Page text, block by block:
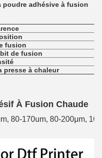
adhésive à fusion
fusion
de fusion
presse à chaleur
À Fusion Chaude
80-170um, 80-200μm,